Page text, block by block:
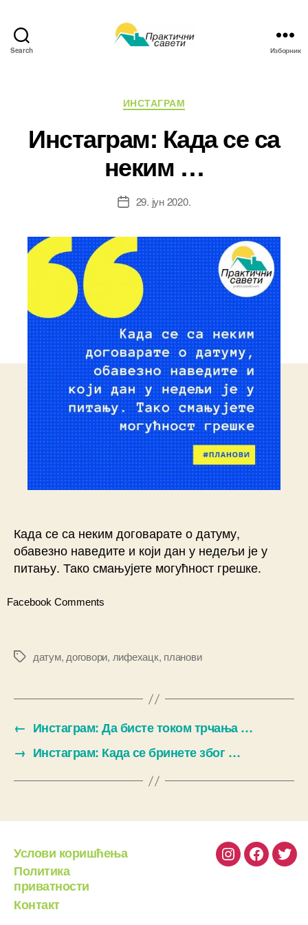
Search Изборник
Категорије
ИНСТАГРАМ
Инстаграм: Када се са
неким …
Датум29. јун 2020.
Када се са неким договарате о датуму,
обавезно наведите и који дан у недељи је у
питању. Тако смањујете могућност грешке.
Facebook Comments
Ознакедатум, договори, лифехацк, планови
← Инстаграм: Да бисте током трчања …
→ Инстаграм: Када се бринете због …
Услови коришћења
Политика
приватности
Контакт
Instagram
Facebook